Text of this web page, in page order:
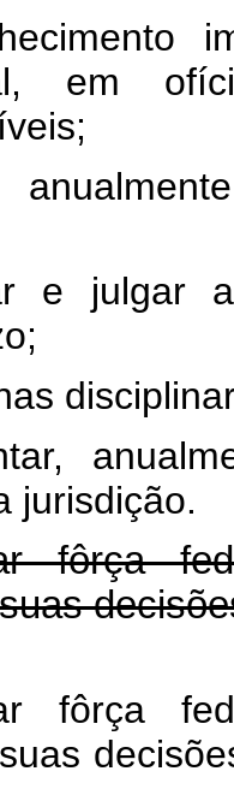
em
e julgar
jurisdição.
fôrça
suas
fôrça
suas